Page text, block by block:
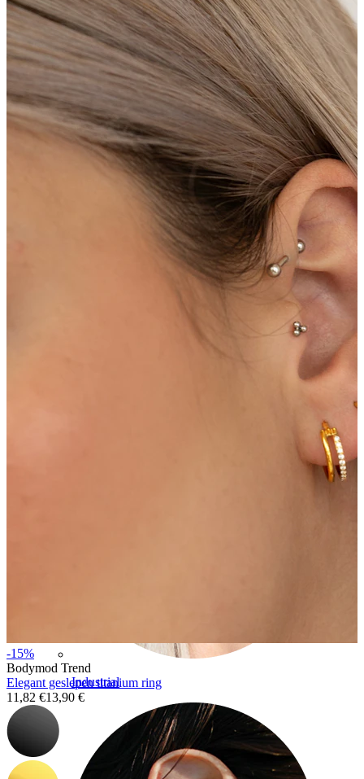
Conch
Industrial
-15%
Bodymod Trend
Elegant geslepen titanium ring
11,82 €13,90 €